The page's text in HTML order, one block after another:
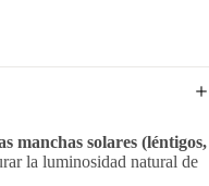
manchas solares (léntigos,
la luminosidad natural de